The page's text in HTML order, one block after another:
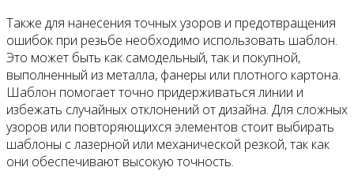
Также для нанесения точных узоров и предотвращения
ошибок при резьбе необходимо использовать шаблон.
Это может быть как самодельный, так и покупной,
выполненный из металла, фанеры или плотного картона.
Шаблон помогает точно придерживаться линии и
избежать случайных отклонений от дизайна. Для сложных
узоров или повторяющихся элементов стоит выбирать
шаблоны с лазерной или механической резкой, так как
они обеспечивают высокую точность.